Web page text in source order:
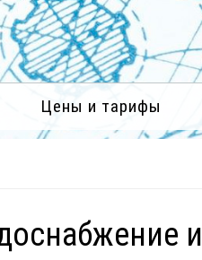
Цены и тарифы